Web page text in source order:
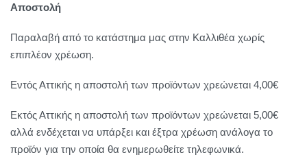
Αποστολή
Παραλαβή από το κατάστημα μας στην Καλλιθέα χωρίς
επιπλέον χρέωση.
Εντός Αττικής η αποστολή των προϊόντων χρεώνεται 4,00€
Εκτός Αττικής η αποστολή των προϊόντων χρεώνεται 5,00€
αλλά ενδέχεται να υπάρξει και έξτρα χρέωση ανάλογα το
προϊόν για την οποία θα ενημερωθείτε τηλεφωνικά.